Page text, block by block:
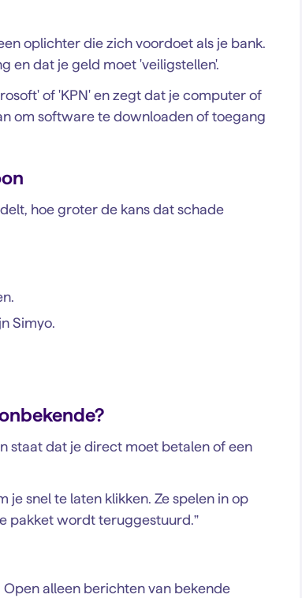
oplichter die zich voordoet als je bank.
en dat je geld moet 'veiligstellen'.
of 'KPN' en zegt dat je computer of
om software te downloaden of toegang
hoe groter de kans dat schade
Simyo.
staat dat je direct moet betalen of een
snel te laten klikken. Ze spelen in op
pakket wordt teruggestuurd.”
alleen berichten van bekende